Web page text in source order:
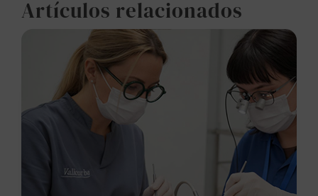
Artículos relacionados